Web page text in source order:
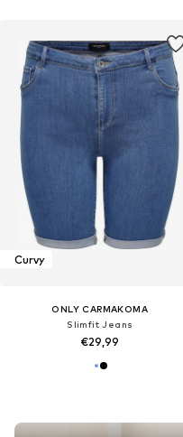
Curvy
ONLY CARMAKOMA
Slimfit Jeans
€29,99